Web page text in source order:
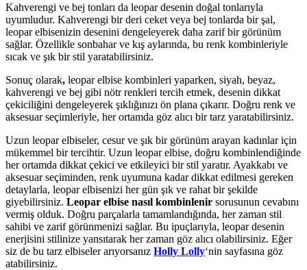
Kahverengi ve bej tonları da leopar desenin doğal tonlarıyla
uyumludur. Kahverengi bir deri ceket veya bej tonlarda bir şal,
leopar elbisenizin desenini dengeleyerek daha zarif bir görünüm
sağlar. Özellikle sonbahar ve kış aylarında, bu renk kombinleriyle
sıcak ve şık bir stil yaratabilirsiniz.
Sonuç olarak, leopar elbise kombinleri yaparken, siyah, beyaz,
kahverengi ve bej gibi nötr renkleri tercih etmek, desenin dikkat
çekiciliğini dengeleyerek şıklığınızı ön plana çıkarır. Doğru renk ve
aksesuar seçimleriyle, her ortamda göz alıcı bir tarz yaratabilirsiniz.
Uzun leopar elbiseler, cesur ve şık bir görünüm arayan kadınlar için
mükemmel bir tercihtir. Uzun leopar elbise, doğru kombinlendiğinde
her ortamda dikkat çekici ve etkileyici bir stil yaratır. Ayakkabı ve
aksesuar seçiminden, renk uyumuna kadar dikkat edilmesi gereken
detaylarla, leopar elbisenizi her gün şık ve rahat bir şekilde
giyebilirsiniz. Leopar elbise nasıl kombinlenir sorusunun cevabını
vermiş olduk. Doğru parçalarla tamamlandığında, her zaman stil
sahibi ve zarif görünmenizi sağlar. Bu ipuçlarıyla, leopar desenin
enerjisini stilinize yansıtarak her zaman göz alıcı olabilirsiniz. Eğer
siz de bu tarz elbiseler arıyorsanız Holly Lolly‘nin sayfasına göz
atabilirsiniz.